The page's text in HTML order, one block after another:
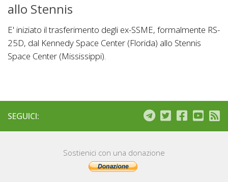
allo Stennis
E' iniziato il trasferimento degli ex-SSME, formalmente RS-
25D, dal Kennedy Space Center (Florida) allo Stennis
Space Center (Mississippi).
SEGUICI:
Sostienici con una donazione